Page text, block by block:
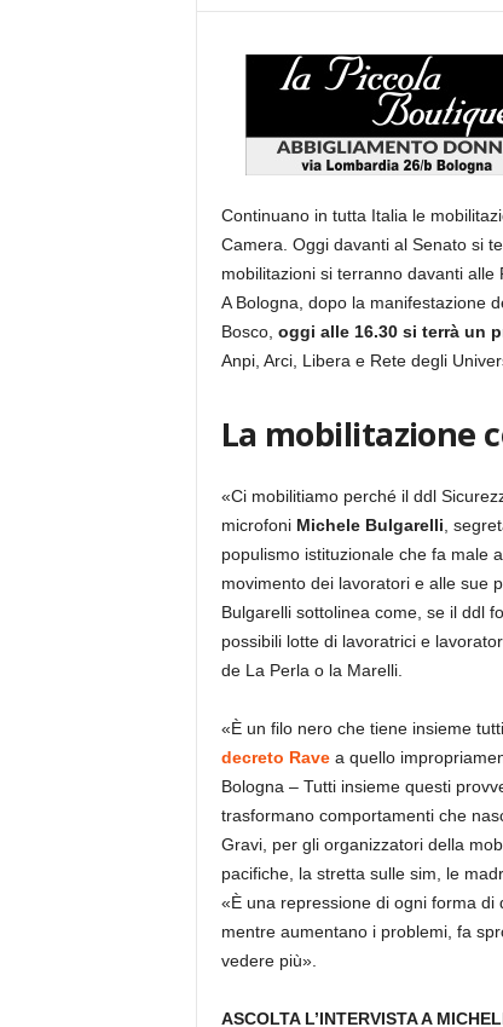
Continuano in tutta Italia le
Camera. Oggi davanti al Senato si
mobilitazioni si terranno davanti alle
A Bologna, dopo la manifestazione
Bosco, oggi alle 16.30 si terrà un
Anpi, Arci, Libera e Rete degli
La mobilitazione
«Ci mobilitiamo perché il ddl
microfoni Michele Bulgarelli ,
populismo istituzionale che fa male
movimento dei lavoratori e alle sue
Bulgarelli sottolinea come, se il ddl
possibili lotte di lavoratrici e
de La Perla o la Marelli.
«È un filo nero che tiene insieme
decreto Ravea quello
Bologna – Tutti insieme questi
trasformano comportamenti che
Gravi, per gli organizzatori della
pacifiche, la stretta sulle sim, le
«È una repressione di ogni forma di
mentre aumentano i problemi, fa
vedere più».
ASCOLTA L’INTERVISTA A